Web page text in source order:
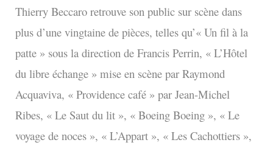
Thierry Beccaro retrouve son public sur scène dans
plus d’une vingtaine de pièces, telles qu’« Un fil à la
patte » sous la direction de Francis Perrin, « L’Hôtel
du libre échange » mise en scène par Raymond
Acquaviva, « Providence café » par Jean-Michel
Ribes, « Le Saut du lit », « Boeing Boeing », « Le
voyage de noces », « L’Appart », « Les Cachottiers »,